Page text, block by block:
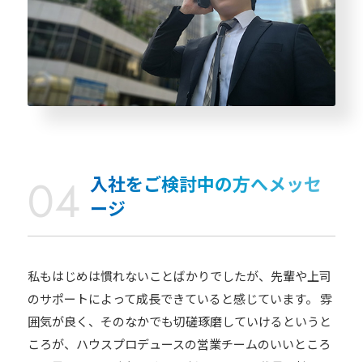
入社をご検討中の方へメッセ
ージ
私もはじめは慣れないことばかりでしたが、先輩や上司
のサポートによって成長できていると感じています。 雰
囲気が良く、そのなかでも切磋琢磨していけるというと
ころが、ハウスプロデュースの営業チームのいいところ